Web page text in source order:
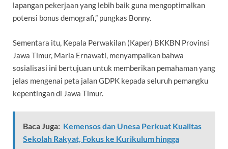
lapangan pekerjaan yang lebih baik guna mengoptimalkan
potensi bonus demografi,” pungkas Bonny.
Sementara itu, Kepala Perwakilan (Kaper) BKKBN Provinsi
Jawa Timur, Maria Ernawati, menyampaikan bahwa
sosialisasi ini bertujuan untuk memberikan pemahaman yang
jelas mengenai peta jalan GDPK kepada seluruh pemangku
kepentingan di Jawa Timur.
Baca Juga: Kemensos dan Unesa Perkuat Kualitas
Sekolah Rakyat, Fokus ke Kurikulum hingga